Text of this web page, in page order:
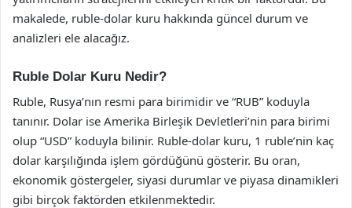
makalede, ruble-dolar kuru hakkında güncel durum ve
analizleri ele alacağız.
Ruble Dolar Kuru Nedir?
Ruble, Rusya’nın resmi para birimidir ve “RUB” koduyla
tanınır. Dolar ise Amerika Birleşik Devletleri’nin para birimi
olup “USD” koduyla bilinir. Ruble-dolar kuru, 1 ruble’nin kaç
dolar karşılığında işlem gördüğünü gösterir. Bu oran,
ekonomik göstergeler, siyasi durumlar ve piyasa dinamikleri
gibi birçok faktörden etkilenmektedir.